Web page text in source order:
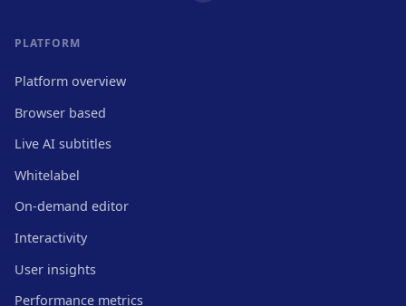
PLATFORM
Platform overview
Browser based
Live AI subtitles
Whitelabel
On-demand editor
Interactivity
User insights
Performance metrics